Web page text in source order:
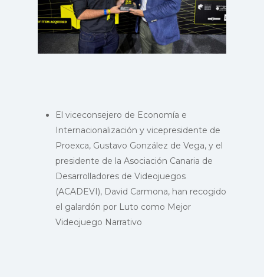
El viceconsejero de Economía e
Internacionalización y vicepresidente de
Proexca, Gustavo González de Vega, y el
presidente de la Asociación Canaria de
Desarrolladores de Videojuegos
(ACADEVI), David Carmona, han recogido
el galardón por Luto como Mejor
Videojuego Narrativo